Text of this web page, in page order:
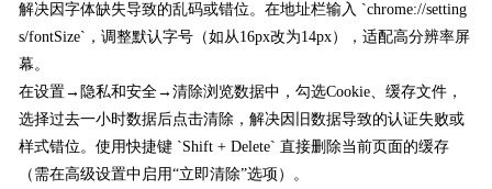
解决因字体缺失导致的乱码或错位。在地址栏输入 `chrome://setting
s/fontSize`，调整默认字号（如从16px改为14px），适配高分辨率屏
幕。
在设置→隐私和安全→清除浏览数据中，勾选Cookie、缓存文件，
选择过去一小时数据后点击清除，解决因旧数据导致的认证失败或
样式错位。使用快捷键 `Shift + Delete` 直接删除当前页面的缓存
（需在高级设置中启用“立即清除”选项）。